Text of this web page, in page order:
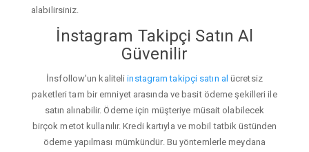
alabilirsiniz.
İnstagram Takipçi Satın Al
Güvenilir
İnsfollow'un kaliteliinstagram takipçi satın al ücretsiz
paketleri tam bir emniyet arasında ve basit ödeme şekilleri ile
satın alınabilir. Ödeme için müşteriye müsait olabilecek
birçok metot kullanılır. Kredi kartıyla ve mobil tatbik üstünden
ödeme yapılması mümkündür. Bu yöntemlerle meydana